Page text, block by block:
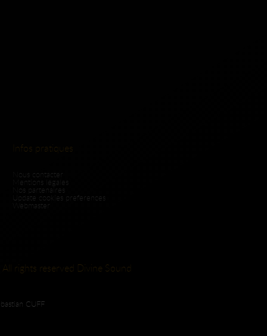
Infos pratiques
Nous contacter
Mentions légales
Nos partenaires
Update cookies preferences
Webmaster
rights reserved Divine Sound
CUFF